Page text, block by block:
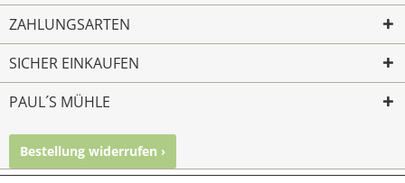
ZAHLUNGSARTEN
SICHER EINKAUFEN
PAUL´S MÜHLE
Bestellung widerrufen ›
Mailkontakt Facebook Instagram